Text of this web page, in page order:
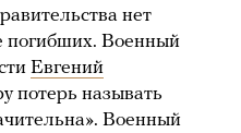
нет
погибших. Военный
Евгений
потерь называть
Военный